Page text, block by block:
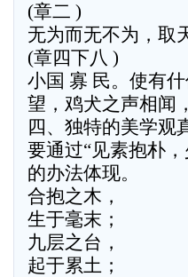
(章二 )
无为而无不为，取
(章四下八 )
小国 寡 民。使有
望，鸡犬之声相闻
四、独特的美学观
要通过“见素抱朴
的办法体现。
合抱之木，
生于毫末；
九层之台，
起于累土；